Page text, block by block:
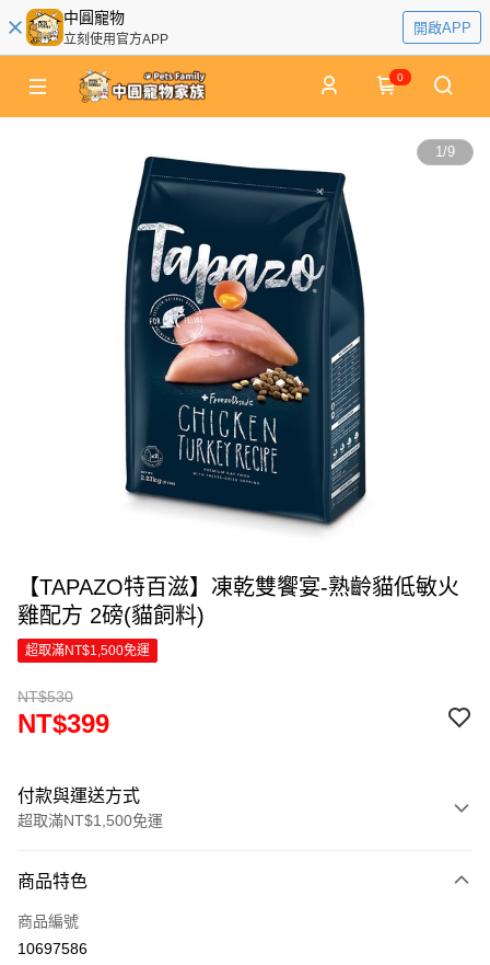
中圓寵物
立刻使用官方APP
開啟APP
0
1/9
【TAPAZO特百滋】凍乾雙饗宴-熟齡貓低敏火
雞配方 2磅(貓飼料)
超取滿NT$1,500免運
NT$530
NT$399
付款與運送方式
超取滿NT$1,500免運
信用卡一次付款
超商取貨付款
商品特色
商品編號
10697586